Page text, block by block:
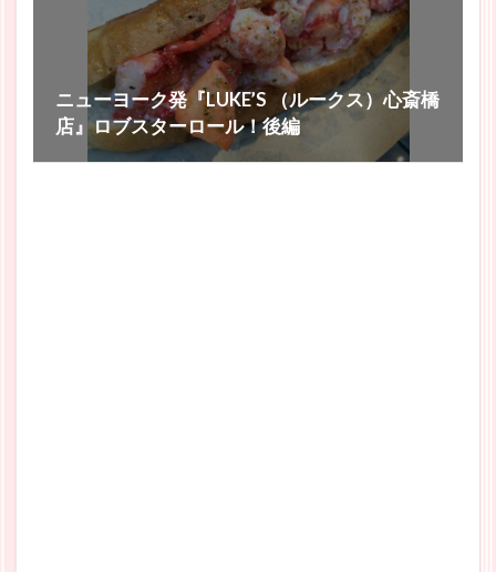
ニューヨーク発『LUKE’S （ルークス）心斎橋
店』ロブスターロール！後編